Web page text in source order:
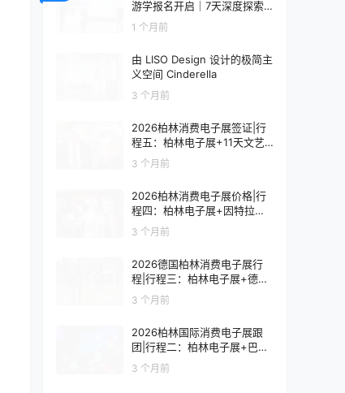
游学报名开启｜7天深度探索
全球家居设计趋势
1 个月前
由 LISO Design 设计的极简主
义空间 Cinderella
3 个月前
2026柏林消费电子展签证|行
程五：柏林电子展+11天文艺
复兴之旅
3 个月前
2026柏林消费电子展价格|行
程四：柏林电子展+因特拉肯1
0天浪漫之旅
3 个月前
2026德国柏林消费电子展行
程|行程三：柏林电子展+德国
9天人文之旅
3 个月前
2026柏林国际消费电子展跟
团|行程二：柏林电子展+巴黎
8天艺术之旅
3 个月前